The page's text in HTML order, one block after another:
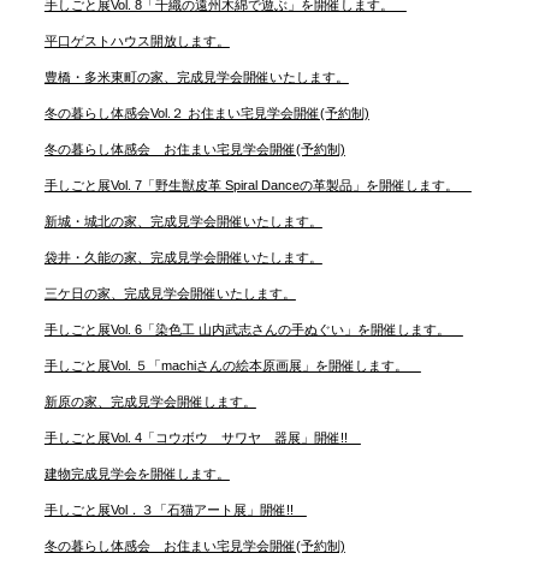
手しごと展Vol. 8「千織の遠州木綿で遊ぶ」を開催します。
平口ゲストハウス開放します。
豊橋・多米東町の家、完成見学会開催いたします。
冬の暮らし体感会Vol.２ お住まい宅見学会開催(予約制)
冬の暮らし体感会 お住まい宅見学会開催(予約制)
手しごと展Vol. 7「野生獣皮革 Spiral Danceの革製品」を開催します。
新城・城北の家、完成見学会開催いたします。
袋井・久能の家、完成見学会開催いたします。
三ケ日の家、完成見学会開催いたします。
手しごと展Vol. 6「染色工 山内武志さんの手ぬぐい」を開催します。
手しごと展Vol. ５「machiさんの絵本原画展」を開催します。
新原の家、完成見学会開催します。
手しごと展Vol. 4「コウボウ サワヤ 器展」開催!!
建物完成見学会を開催します。
手しごと展Vol．３「石猫アート展」開催!!
冬の暮らし体感会 お住まい宅見学会開催(予約制)